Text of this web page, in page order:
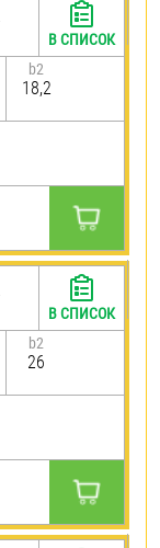
b2
18,2
В СПИСОК
b2
26
В СПИСОК